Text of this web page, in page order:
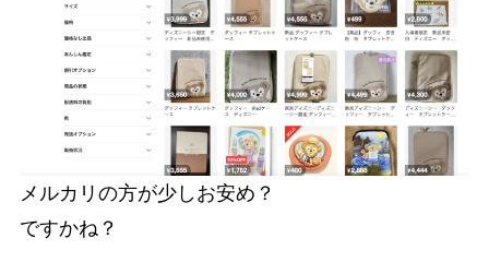
メルカリの方が少しお安め？
ですかね？